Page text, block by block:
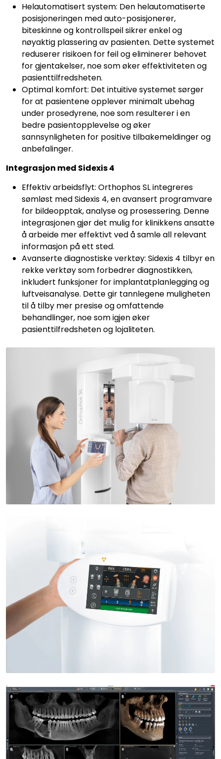
Helautomatisert system: Den helautomatiserte
posisjoneringen med auto-posisjonerer,
biteskinne og kontrollspeil sikrer enkel og
nøyaktig plassering av pasienten. Dette systemet
reduserer risikoen for feil og eliminerer behovet
for gjentakelser, noe som øker effektiviteten og
pasienttilfredsheten.
Optimal komfort: Det intuitive systemet sørger
for at pasientene opplever minimalt ubehag
under prosedyrene, noe som resulterer i en
bedre pasientopplevelse og øker
sannsynligheten for positive tilbakemeldinger og
anbefalinger.
Integrasjon med Sidexis 4
Effektiv arbeidsflyt: Orthophos SL integreres
sømløst med Sidexis 4, en avansert programvare
for bildeopptak, analyse og prosessering. Denne
integrasjonen gjør det mulig for klinikkens ansatte
å arbeide mer effektivt ved å samle all relevant
informasjon på ett sted.
Avanserte diagnostiske verktøy: Sidexis 4 tilbyr en
rekke verktøy som forbedrer diagnostikken,
inkludert funksjoner for implantatplanlegging og
luftveisanalyse. Dette gir tannlegene muligheten
til å tilby mer presise og omfattende
behandlinger, noe som igjen øker
pasienttilfredsheten og lojaliteten.